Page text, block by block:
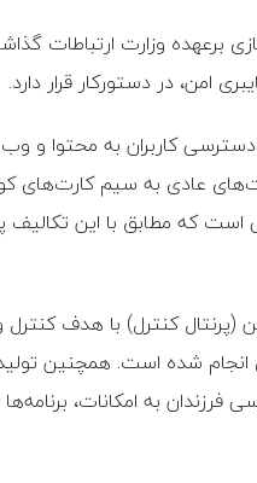
وزارت ارتباطات
امن، در دستورکار قرار دارد.
دسترسی کاربران به محتوا و
عادی به سیم کارت‌های
است که مطابق با این
(پرنتال کنترل) با هدف
انجام شده است. همچنین
به امکانات، برنامه‌ها